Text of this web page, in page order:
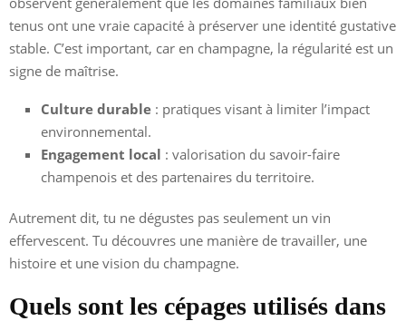
tenus ont une vraie capacité à préserver une identité gustative
stable. C’est important, car en champagne, la régularité est un
signe de maîtrise.
Culture durable : pratiques visant à limiter l’impact
environnemental.
Engagement local : valorisation du savoir-faire
champenois et des partenaires du territoire.
Autrement dit, tu ne dégustes pas seulement un vin
effervescent. Tu découvres une manière de travailler, une
histoire et une vision du champagne.
Quels sont les cépages utilisés dans